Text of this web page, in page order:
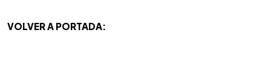
VOLVER A PORTADA: